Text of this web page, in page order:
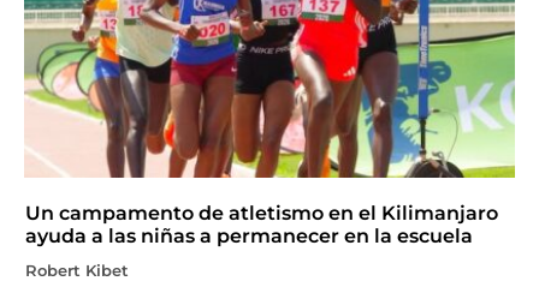
Un campamento de atletismo en el Kilimanjaro
ayuda a las niñas a permanecer en la escuela
Robert Kibet